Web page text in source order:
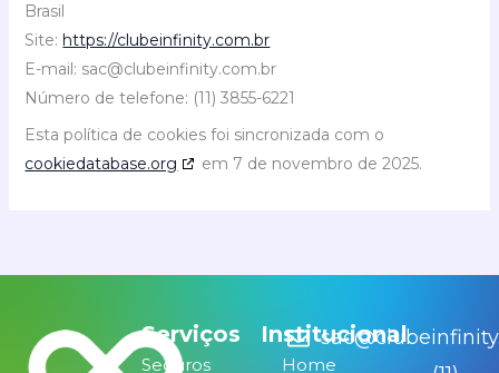
Brasil
Site: https://clubeinfinity.com.br
E-mail: sac@clubeinfinity.com.br
Número de telefone: (11) 3855-6221
Esta política de cookies foi sincronizada com o
cookiedatabase.org
em 7 de novembro de 2025.
Serviços
Seguros
Institucional
Home